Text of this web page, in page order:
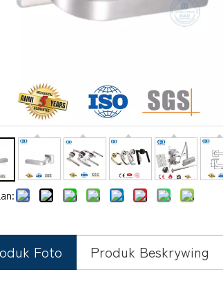
Foto Produk Beskrywing